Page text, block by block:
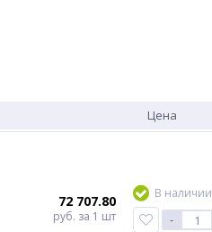
Цена
72 707.80
руб. за 1 шт
В наличии
-